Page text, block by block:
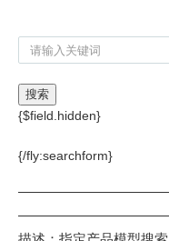
{$field.hidden}
{/fly:searchform}